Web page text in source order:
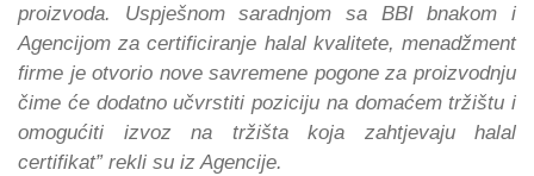
proizvoda. Uspješnom saradnjom sa BBI bnakom i
Agencijom za certificiranje halal kvalitete, menadžment
firme je otvorio nove savremene pogone za proizvodnju
čime će dodatno učvrstiti poziciju na domaćem tržištu i
omogućiti izvoz na tržišta koja zahtjevaju halal
certifikat” rekli su iz Agencije.